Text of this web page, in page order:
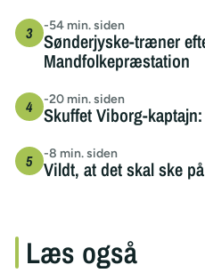
-54 min. siden
Sønderjyske-træner
Mandfolkepræstation
-20 min. siden
Skuffet Viborg-
-8 min. siden
Vildt, at det skal ske